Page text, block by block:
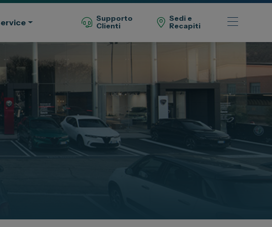
Supporto
Clienti
Sedi e
Recapiti
011 22 51 711
Telefono Officina
011 22 51 737
Email
spazio@spaziogroup.com